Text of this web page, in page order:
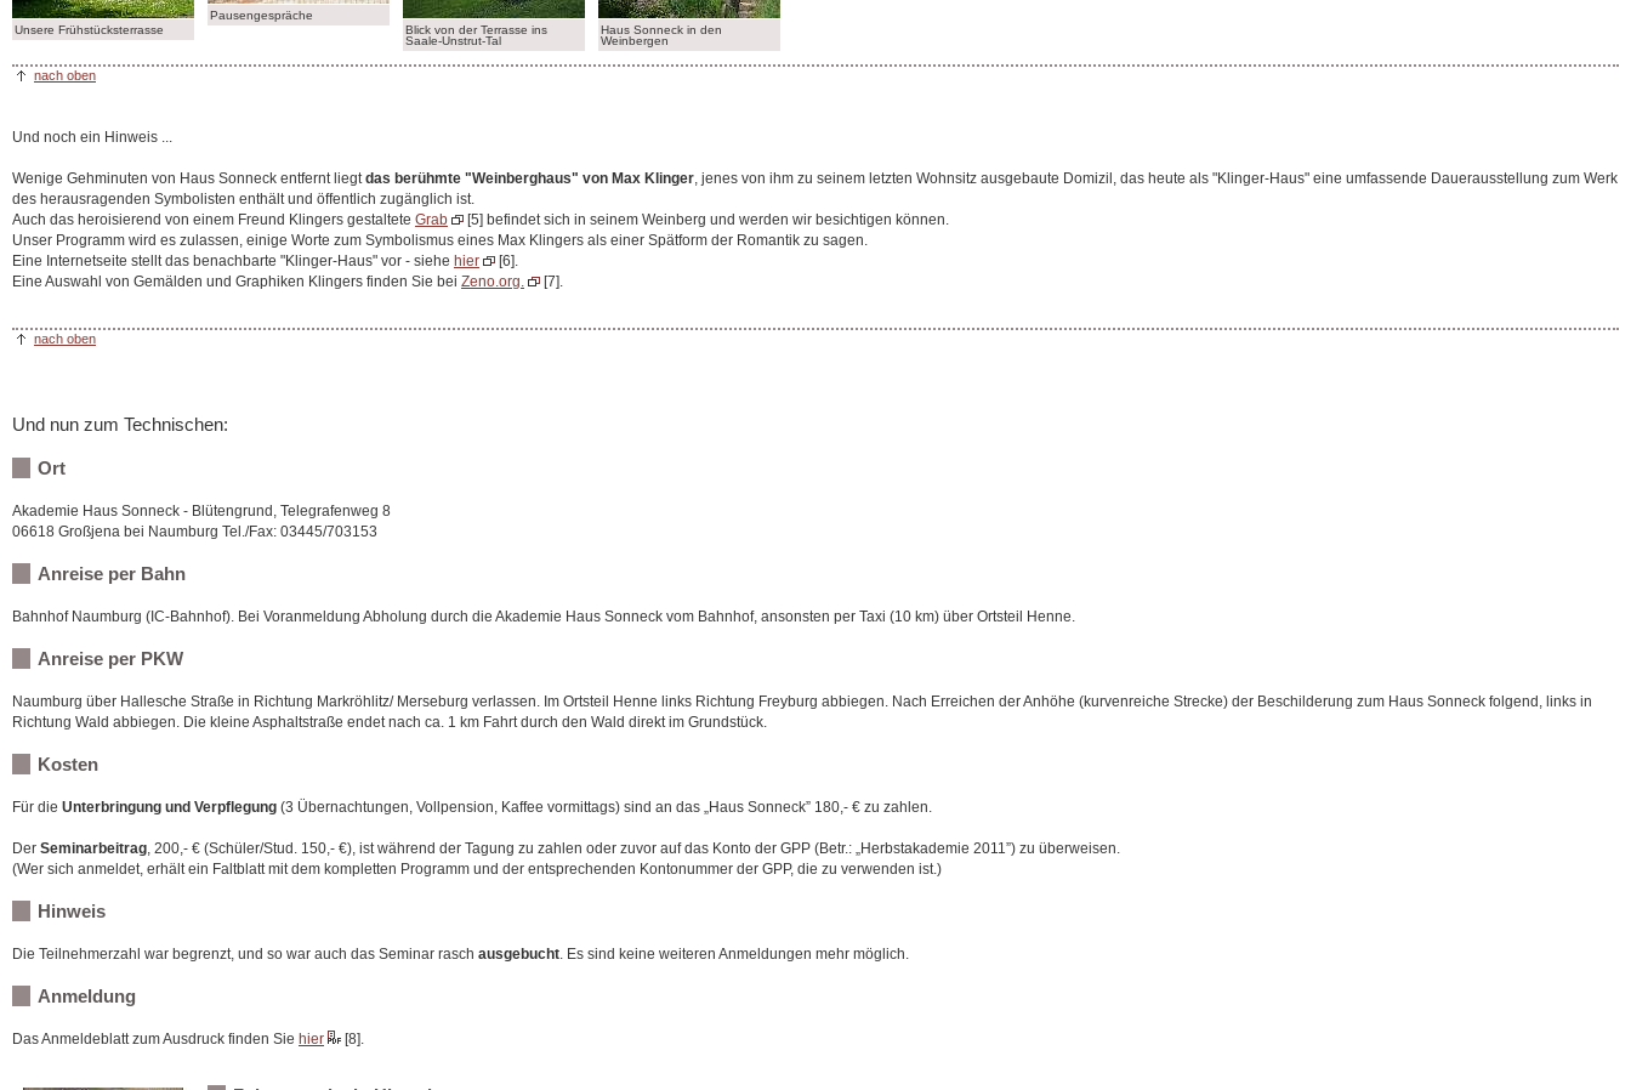
Unsere Frühstücksterrasse
Pausengespräche
Blick von der Terrasse ins
Saale-Unstrut-Tal
Haus Sonneck in den
Weinbergen
nach oben
Und noch ein Hinweis ...
Wenige Gehminuten von Haus Sonneck entfernt liegtdas berühmte "Weinberghaus" von Max Klinger, jenes von ihm zu seinem letzten Wohnsitz ausgebaute Domizil, das heute als "Klinger-Haus" eine umfassende Dauerausstellung zum Werk
des herausragenden Symbolisten enthält und öffentlich zugänglich ist.
Auch das heroisierend von einem Freund Klingers gestaltete Grab
[5] befindet sich in seinem Weinberg und werden wir besichtigen können.
Unser Programm wird es zulassen, einige Worte zum Symbolismus eines Max Klingers als einer Spätform der Romantik zu sagen.
Eine Internetseite stellt das benachbarte "Klinger-Haus" vor - siehe hier
[6].
Eine Auswahl von Gemälden und Graphiken Klingers finden Sie bei Zeno.org. [7].
nach oben
Und nun zum Technischen:
Ort
Akademie Haus Sonneck - Blütengrund, Telegrafenweg 8
06618 Großjena bei Naumburg Tel./Fax: 03445/703153
Anreise per Bahn
Bahnhof Naumburg (IC-Bahnhof). Bei Voranmeldung Abholung durch die Akademie Haus Sonneck vom Bahnhof, ansonsten per Taxi (10 km) über Ortsteil Henne.
Anreise per PKW
Naumburg über Hallesche Straße in Richtung Markröhlitz/ Merseburg verlassen. Im Ortsteil Henne links Richtung Freyburg abbiegen. Nach Erreichen der Anhöhe (kurvenreiche Strecke) der Beschilderung zum Haus Sonneck folgend, links in
Richtung Wald abbiegen. Die kleine Asphaltstraße endet nach ca. 1 km Fahrt durch den Wald direkt im Grundstück.
Kosten
Für die Unterbringung und Verpflegung (3 Übernachtungen, Vollpension, Kaffee vormittags) sind an das „Haus Sonneck” 180,- € zu zahlen.
Der Seminarbeitrag, 200,- € (Schüler/Stud. 150,- €), ist während der Tagung zu zahlen oder zuvor auf das Konto der GPP (Betr.: „Herbstakademie 2011”) zu überweisen.
(Wer sich anmeldet, erhält ein Faltblatt mit dem kompletten Programm und der entsprechenden Kontonummer der GPP, die zu verwenden ist.)
Hinweis
Die Teilnehmerzahl war begrenzt, und so war auch das Seminar rasch ausgebucht. Es sind keine weiteren Anmeldungen mehr möglich.
Anmeldung
Das Anmeldeblatt zum Ausdruck finden Sie hier [8].